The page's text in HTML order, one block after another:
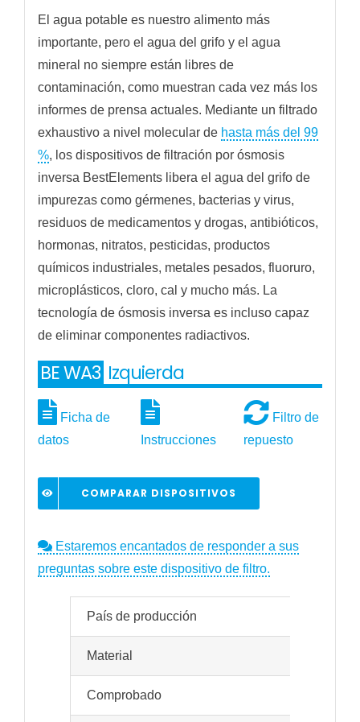
El agua potable es nuestro alimento más
importante, pero el agua del grifo y el agua
mineral no siempre están libres de
contaminación, como muestran cada vez más los
informes de prensa actuales. Mediante un filtrado
exhaustivo a nivel molecular de hasta más del 99
%, los dispositivos de filtración por ósmosis
inversa BestElements libera el agua del grifo de
impurezas como gérmenes, bacterias y virus,
residuos de medicamentos y drogas, antibióticos,
hormonas, nitratos, pesticidas, productos
químicos industriales, metales pesados, fluoruro,
microplásticos, cloro, cal y mucho más. La
tecnología de ósmosis inversa es incluso capaz
de eliminar componentes radiactivos.
BE WA3 Izquierda
Ficha de
datos
Instrucciones
Filtro de
repuesto
COMPARAR DISPOSITIVOS
Estaremos encantados de responder a sus
preguntas sobre este dispositivo de filtro.
País de producción
Material
Comprobado